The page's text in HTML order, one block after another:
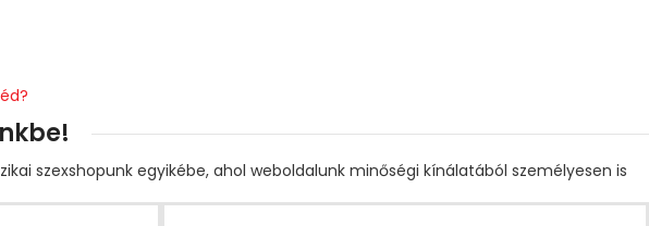
szexshopunk egyikébe, ahol weboldalunk minőségi kínálatából személyesen is